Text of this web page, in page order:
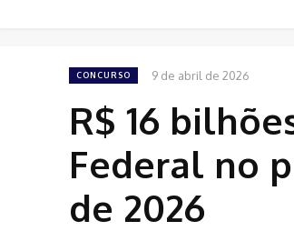
CONCURSO 9 de abril de 2026
R$ 16
Federal no
de 2026